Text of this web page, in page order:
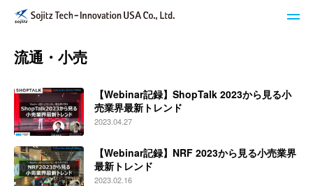
STech I USAのサービス
ブログ
イベント・セミナー
キーワードで探す
流通・小売
【Webinar記録】ShopTalk 2023から見る小
売業界最新トレンド
2023.04.27
【Webinar記録】NRF 2023から見る小売業界
最新トレンド
2023.02.16